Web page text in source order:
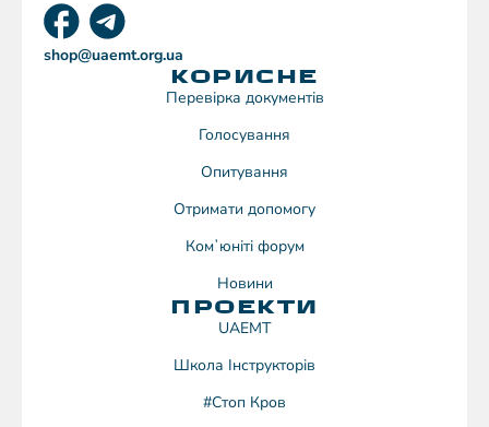
shop@uaemt.org.ua
КОРИСНЕ
Перевірка документів
Голосування
Опитування
Отримати допомогу
Комʼюніті форум
Новини
ПРОЕКТИ
UAEMT
Школа Інструкторів
#Стоп Кров